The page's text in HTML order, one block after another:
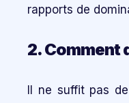
rapports de
2. Comment
Il ne suffit pas